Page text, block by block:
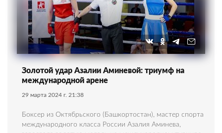
Золотой удар Азалии Аминевой: триумф на
международной арене
29 марта 2024 г. 21:38
Боксер из Октябрьского (Башкортостан), мастер спорта
международного класса России Азалия Аминева,